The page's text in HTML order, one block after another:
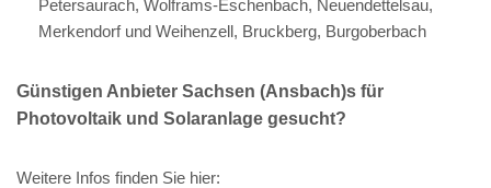
Petersaurach, Wolframs-Eschenbach, Neuendettelsau,
Merkendorf und Weihenzell, Bruckberg, Burgoberbach
Günstigen Anbieter Sachsen (Ansbach)s für
Photovoltaik und Solaranlage gesucht?
Weitere Infos finden Sie hier: